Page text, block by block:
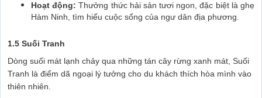
Hoạt động: Thưởng thức hải sản tươi ngon, đặc biệt là ghẹ
Hàm Ninh, tìm hiểu cuộc sống của ngư dân địa phương.
1.5 Suối Tranh
Dòng suối mát lạnh chảy qua những tán cây rừng xanh mát, Suối
Tranh là điểm dã ngoại lý tưởng cho du khách thích hòa mình vào
thiên nhiên.